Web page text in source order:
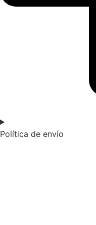
Política de envío